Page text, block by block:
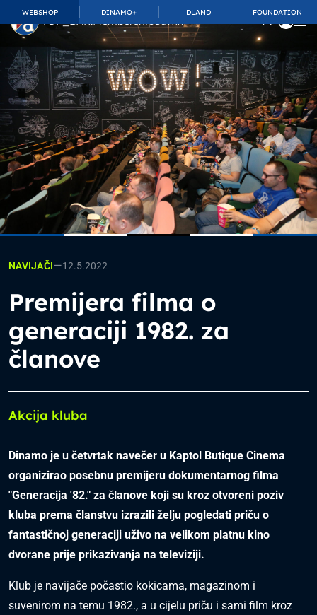
WEBSHOP DINAMO+ DLAND FOUNDATION
TOP_BAR.MembershipSuffix
NAVIJAČI—12.5.2022
Premijera filma o
generaciji 1982. za
članove
Akcija kluba
Dinamo je u četvrtak navečer u Kaptol Butique Cinema
organizirao posebnu premijeru dokumentarnog filma
"Generacija '82." za članove koji su kroz otvoreni poziv
kluba prema članstvu izrazili želju pogledati priču o
fantastičnoj generaciji uživo na velikom platnu kino
dvorane prije prikazivanja na televiziji.
Klub je navijače počastio kokicama, magazinom i
suvenirom na temu 1982., a u cijelu priču i sami film kroz